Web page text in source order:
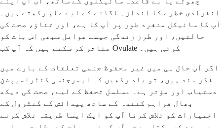
انفرادی خطرے کا اندازہ لگانے کے لیے علم رکھتے ہیں۔
آپ کا سائیکل منفرد طور پر آپ کا ہے، اور تناؤ، صحت کی
حالتیں، اور طرز زندگی جیسے عوامل سبھی اس بات کو
متاثر کر سکتے ہیں کہ آپ کب Ovulate کرتی ہیں۔
اگر آپ حال ہی میں غیر محفوظ جنسی تعلقات کے بارے میں
فکر مند ہیں، تو یاد رکھیں کہ ایمرجنسی کنٹراسیپشن
دستیاب اور مؤثر ہے۔ مسلسل تحفظ کے لیے، صحت کی دیکھ
بھال فراہم کنندہ کے ساتھ پیدائش کے کنٹرول کے
اختیارات کو تلاش کرنا آپ کو ایک ایسا طریقہ تلاش کرنے